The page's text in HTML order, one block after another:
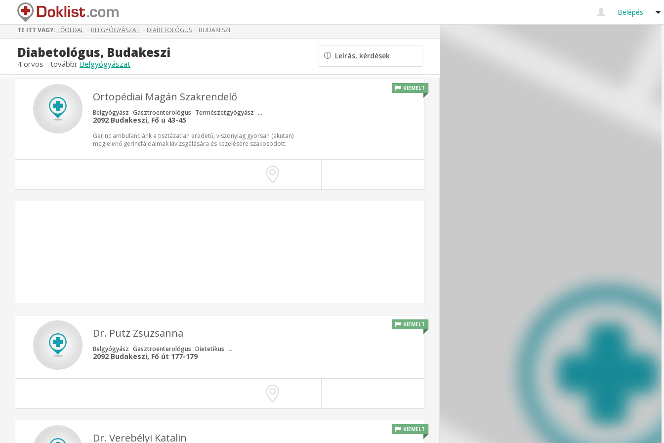
Belépés
TE ITT VAGY: FŐOLDAL > BELGYÓGYÁSZAT > DIABETOLÓGUS > BUDAKESZI
Diabetológus, Budakeszi
4 orvos - további: Belgyógyászat
Leírás, kérdések
KIEMELT
Ortopédiai Magán Szakrendelő
Belgyógyász Gasztroenterológus Természetgyógyász ...
2092 Budakeszi, Fő u 43-45
Gerinc ambulanciánk a tisztázatlan eredetű, viszonylag gyorsan (akutan)
megjelenő gerincfájdalmak kivizsgálására és kezelésére szakosodott.
Készséggel vállaljuk azonban minden olyan betegünk ellátását is, aki
hosszabb ideje fennálló panaszainak tisztázását, kezelését szeretné ránk
KIEMELT
Dr. Putz Zsuzsanna
Belgyógyász Gasztroenterológus Dietetikus ...
2092 Budakeszi, Fő út 177-179
KIEMELT
Dr. Verebélyi Katalin